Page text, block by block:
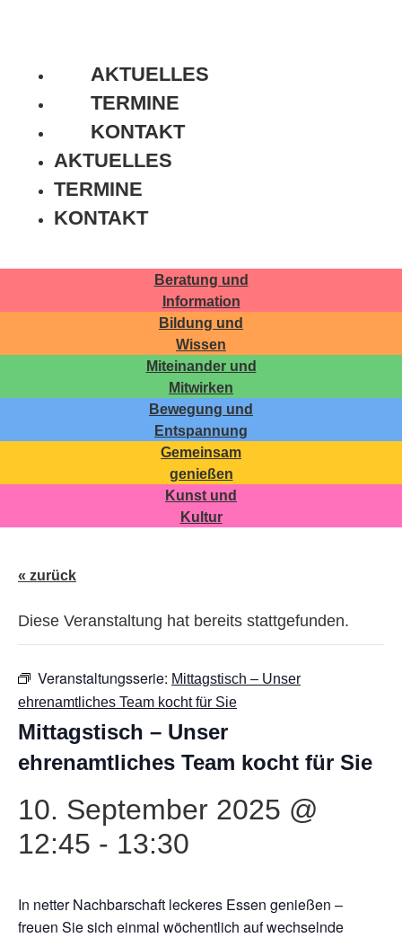
AKTUELLES
TERMINE
KONTAKT
AKTUELLES
TERMINE
KONTAKT
Beratung und
Information
Bildung und
Wissen
Miteinander und
Mitwirken
Bewegung und
Entspannung
Gemeinsam
genießen
Kunst und
Kultur
« zurück
Diese Veranstaltung hat bereits stattgefunden.
Veranstaltungsserie: Mittagstisch – Unser
ehrenamtliches Team kocht für Sie
Mittagstisch – Unser
ehrenamtliches Team kocht für Sie
10. September 2025 @
12:45 - 13:30
In netter Nachbarschaft leckeres Essen genießen –
freuen Sie sich einmal wöchentlich auf wechselnde